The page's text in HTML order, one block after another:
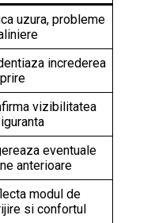
uzura, probleme
increderea
vizibilitatea
eventuale
anterioare
modul de
si confortul